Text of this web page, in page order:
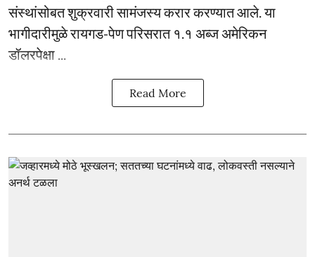
संस्थांसोबत शुक्रवारी सामंजस्य करार करण्यात आले. या
भागीदारीमुळे रायगड-पेण परिसरात १.१ अब्ज अमेरिकन
डॉलरपेक्षा ...
Read More